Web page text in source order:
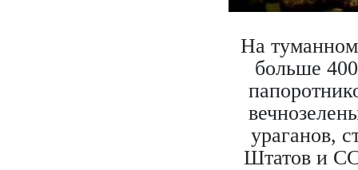
На
больше
ураганов,
Штатов и